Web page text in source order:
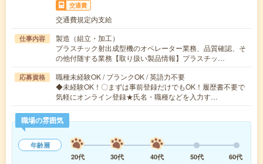
交通費
交通費規定内支給
仕事内容
製造（組立・加工）
プラスチック射出成型機のオペレーター業務、品質確認、そ
の他付随する業務【取り扱い製品情報】プラスチッ…
応募資格
職種未経験OK / ブランクOK / 英語力不要
◆未経験OK！〇まずは事前登録だけでもOK！履歴書不要で
気軽にオンライン登録★氏名・職種などを入力す…
職場の雰囲気
年齢層
20代
30代 40代 50代 60代